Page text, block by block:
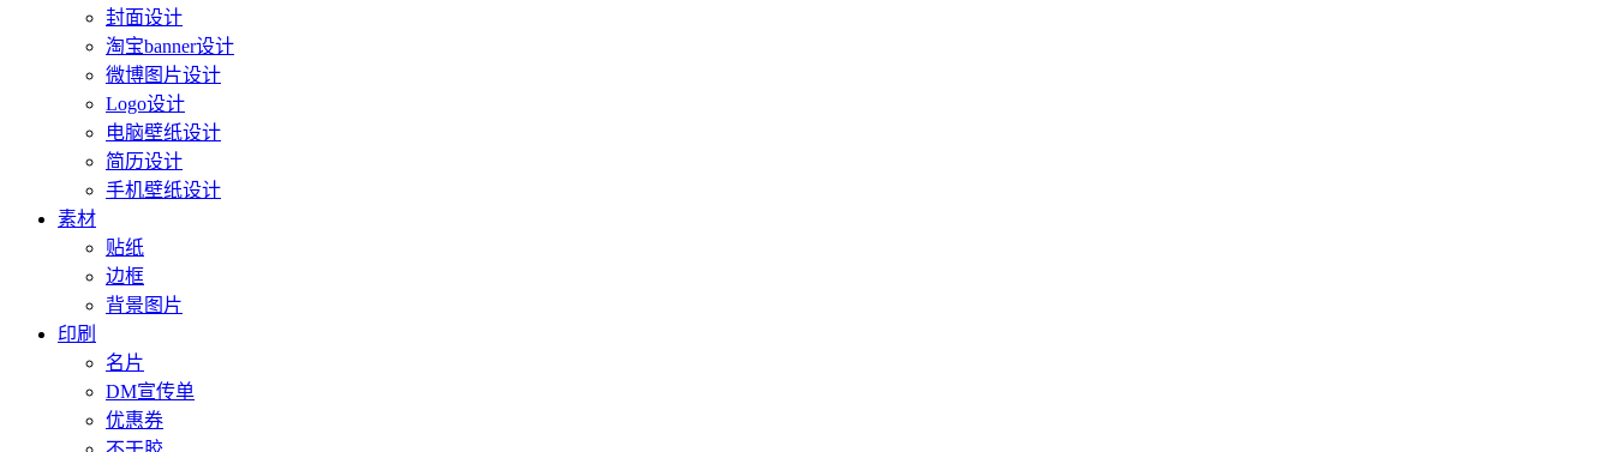
封面设计
淘宝banner设计
微博图片设计
Logo设计
电脑壁纸设计
简历设计
手机壁纸设计
素材
贴纸
边框
背景图片
印刷
名片
DM宣传单
优惠券